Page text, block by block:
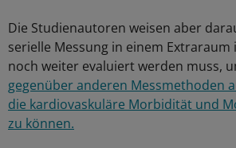
Die Studienautoren weisen aber
serielle Messung in einem
noch weiter evaluiert werden muss,
gegenüber anderen Messmethoden
die kardiovaskuläre Morbidität und
zu können.